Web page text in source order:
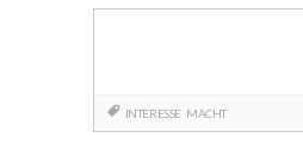
INTERESSE MACHT